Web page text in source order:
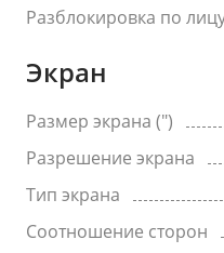
Разблокировка по
Экран
Размер экрана (")
Разрешение экрана
Тип экрана
Соотношение сторон